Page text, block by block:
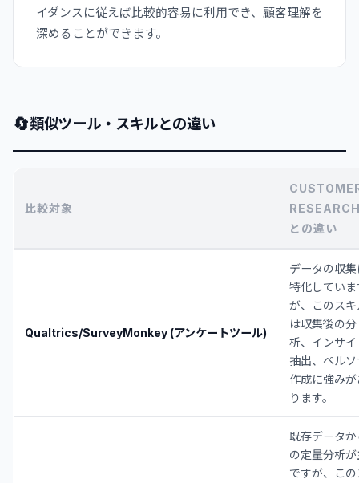
イダンスに従えば比較的容易に利用でき、顧客理解を
深めることができます。
🔄類似ツール・スキルとの違い
比較対象
との違い
Qualtrics/SurveyMonkey (アンケートツール)
データの収集
特化していま
が、このスキ
は収集後の分
析、インサイ
抽出、ペルソ
作成に強みが
ります。
既存データか
の定量分析が
ですが、この